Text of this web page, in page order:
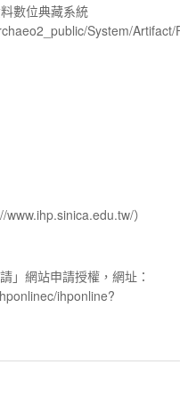
數位典藏系統
System/Artifact/
）
」網站申請授權，網址：
ihponline?